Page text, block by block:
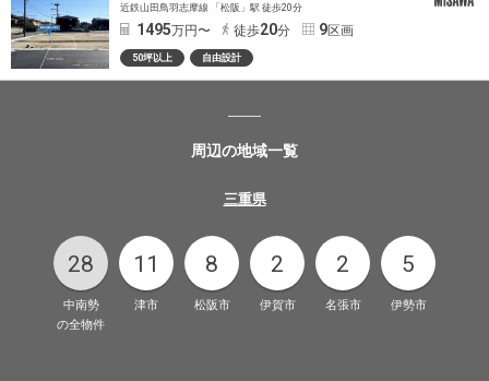
近鉄山田鳥羽志摩線 「松阪」駅 徒歩20分
1495万円〜 徒歩20分 9区画
50坪以上 自由設計
周辺の地域一覧
三重県
28
中南勢
の全物件
11
津市
8
松阪市
2
伊賀市
2
名張市
5
伊勢市